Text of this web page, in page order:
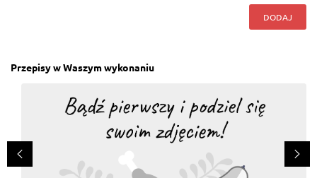
Robert Kowalkski, 28.01.2017
pyszna, moim dzieciom aż się uszy trzęsą :-)
DODAJ
Przepisy w Waszym wykonaniu